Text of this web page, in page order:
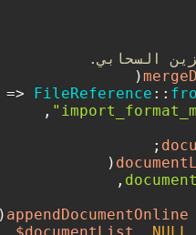
السحابي.
=> FileReference ::